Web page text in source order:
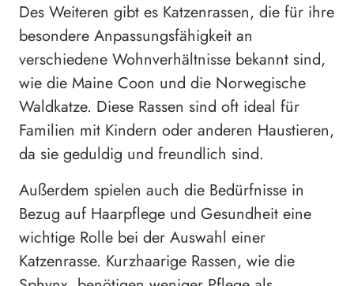
Des Weiteren gibt es Katzenrassen, die für ihre
besondere Anpassungsfähigkeit an
verschiedene Wohnverhältnisse bekannt sind,
wie die Maine Coon und die Norwegische
Waldkatze. Diese Rassen sind oft ideal für
Familien mit Kindern oder anderen Haustieren,
da sie geduldig und freundlich sind.
Außerdem spielen auch die Bedürfnisse in
Bezug auf Haarpflege und Gesundheit eine
wichtige Rolle bei der Auswahl einer
Katzenrasse. Kurzhaarige Rassen, wie die